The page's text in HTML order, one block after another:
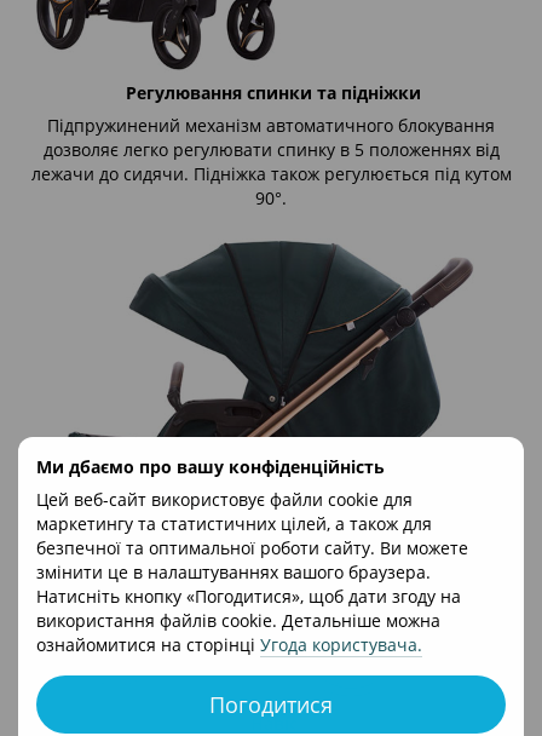
Ми дбаємо про вашу конфіденційність
Цей веб-сайт використовує файли cookie для
маркетингу та статистичних цілей, а також для
безпечної та оптимальної роботи сайту. Ви можете
змінити це в налаштуваннях вашого браузера.
Натисніть кнопку «Погодитися», щоб дати згоду на
використання файлів cookie. Детальніше можна
ознайомитися на сторінці Угода користувача.
Погодитися
Регулювання спинки та підніжки
Підпружинений механізм автоматичного блокування
дозволяє легко регулювати спинку в 5 положеннях від
лежачи до сидячи. Підніжка також регулюється під кутом
90°.
Навіс